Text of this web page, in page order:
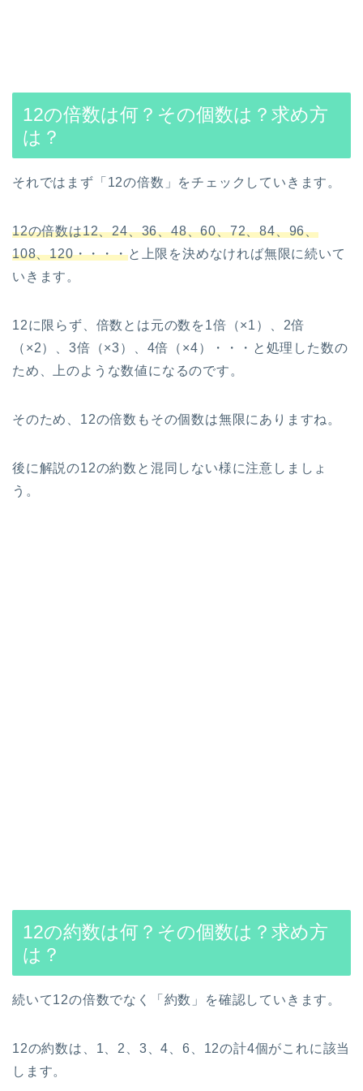
12の倍数は何？その個数は？求め方
は？
それではまず「12の倍数」をチェックしていきます。
12の倍数は12、24、36、48、60、72、84、96、
108、120・・・・と上限を決めなければ無限に続いて
いきます。
12に限らず、倍数とは元の数を1倍（×1）、2倍
（×2）、3倍（×3）、4倍（×4）・・・と処理した数の
ため、上のような数値になるのです。
そのため、12の倍数もその個数は無限にありますね。
後に解説の12の約数と混同しない様に注意しましょ
う。
12の約数は何？その個数は？求め方
は？
続いて12の倍数でなく「約数」を確認していきます。
12の約数は、1、2、3、4、6、12の計4個がこれに該当
します。